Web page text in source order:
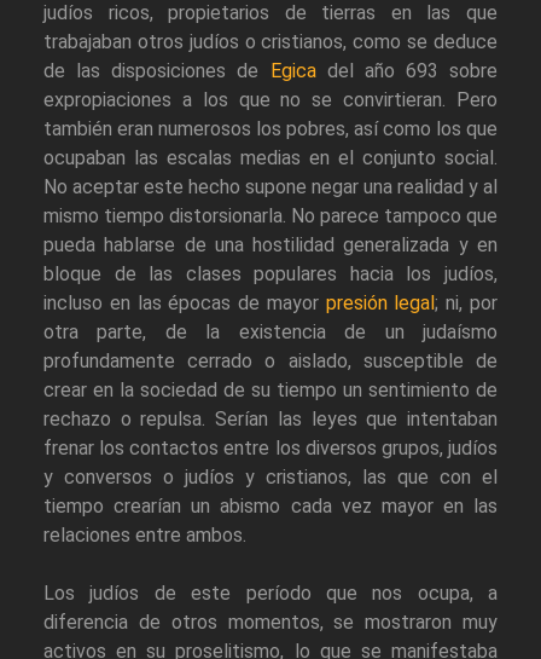
judíos ricos, propietarios de tierras en las que
trabajaban otros judíos o cristianos, como se deduce
de las disposiciones de
Egicadel año 693 sobre
expropiaciones a los que no se convirtieran. Pero
también eran numerosos los pobres, así como los que
ocupaban las escalas medias en el conjunto social.
No aceptar este hecho supone negar una realidad y al
mismo tiempo distorsionarla. No parece tampoco que
pueda hablarse de una hostilidad generalizada y en
bloque de las clases populares hacia los judíos,
incluso en las épocas de mayor presión legal; ni, por
otra parte, de la existencia de un judaísmo
profundamente cerrado o aislado, susceptible de
crear en la sociedad de su tiempo un sentimiento de
rechazo o repulsa. Serían las leyes que intentaban
frenar los contactos entre los diversos grupos, judíos
y conversos o judíos y cristianos, las que con el
tiempo crearían un abismo cada vez mayor en las
relaciones entre ambos.
Los judíos de este período que nos ocupa, a
diferencia de otros momentos, se mostraron muy
activos en su proselitismo, lo que se manifestaba